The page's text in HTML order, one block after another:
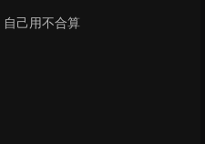
己用不合算